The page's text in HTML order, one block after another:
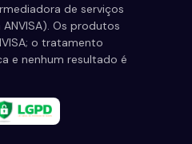
de serviços
Os produtos
o tratamento
e nenhum resultado é